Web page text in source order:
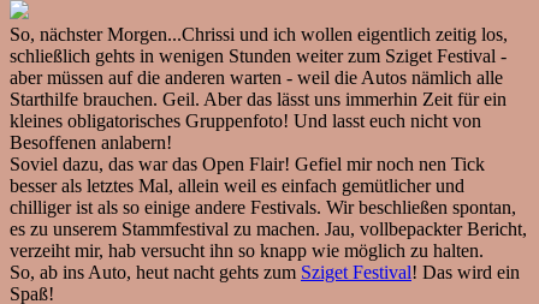
So, nächster Morgen...Chrissi und ich wollen eigentlich zeitig los,
schließlich gehts in wenigen Stunden weiter zum Sziget Festival -
aber müssen auf die anderen warten - weil die Autos nämlich alle
Starthilfe brauchen. Geil. Aber das lässt uns immerhin Zeit für ein
kleines obligatorisches Gruppenfoto! Und lasst euch nicht von
Besoffenen anlabern!
Soviel dazu, das war das Open Flair! Gefiel mir noch nen Tick
besser als letztes Mal, allein weil es einfach gemütlicher und
chilliger ist als so einige andere Festivals. Wir beschließen spontan,
es zu unserem Stammfestival zu machen. Jau, vollbepackter Bericht,
verzeiht mir, hab versucht ihn so knapp wie möglich zu halten.
So, ab ins Auto, heut nacht gehts zum Sziget Festival! Das wird ein
Spaß!